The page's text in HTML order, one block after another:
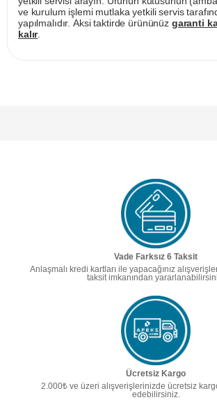
ve kurulum işlemi mutlaka yetkili servis
yapılmalıdır. Aksi taktirde ürününüz garanti
kalır.
Vade Farksız 6 Taksit
Anlaşmalı kredi kartları ile yapacağınız
taksit imkanından
Ücretsiz Kargo
2.000₺ ve üzeri alışverişlerinizde ücretsiz
edebilirsiniz.